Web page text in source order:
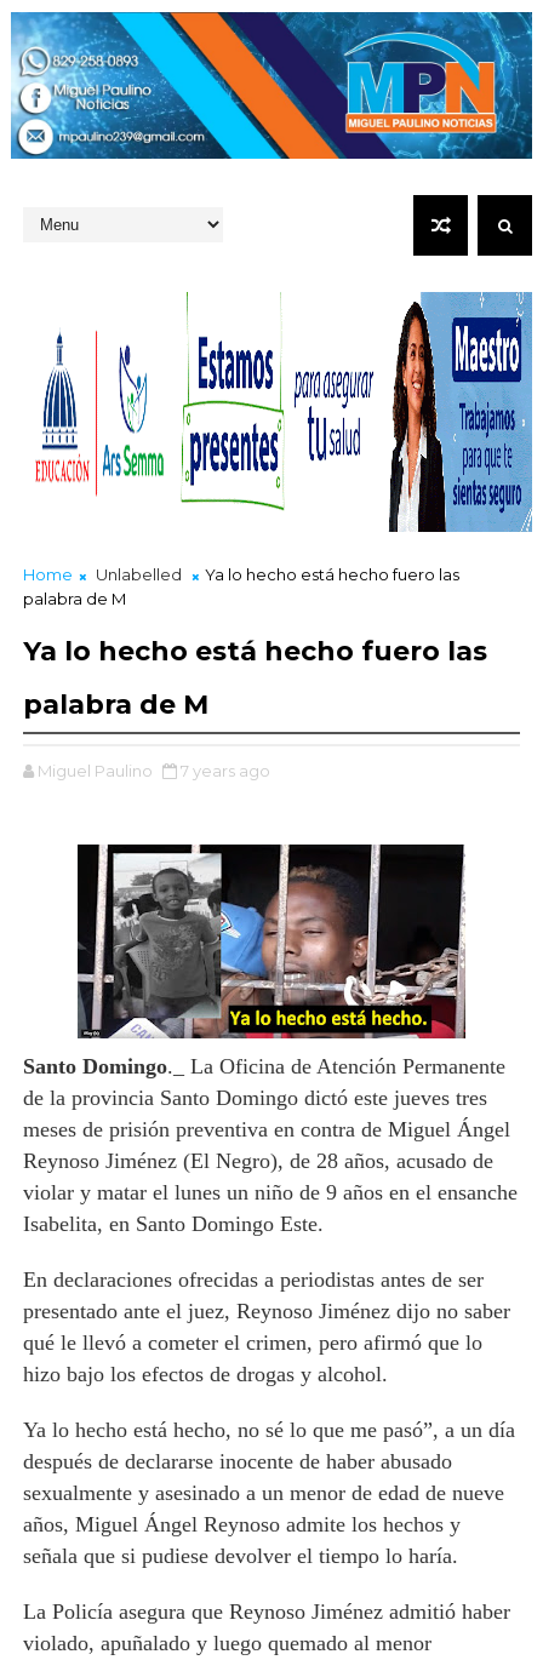
Home Unlabelled
Ya lo hecho está hecho fuero las
palabra de M
Ya lo hecho está hecho fuero las
palabra de M
Miguel Paulino 7 years ago
Santo Domingo._ La Oficina de Atención Permanente
de la provincia Santo Domingo dictó este jueves tres
meses de prisión preventiva en contra de Miguel Ángel
Reynoso Jiménez (El Negro), de 28 años, acusado de
violar y matar el lunes un niño de 9 años en el ensanche
Isabelita, en Santo Domingo Este.
En declaraciones ofrecidas a periodistas antes de ser
presentado ante el juez, Reynoso Jiménez dijo no saber
qué le llevó a cometer el crimen, pero afirmó que lo
hizo bajo los efectos de drogas y alcohol.
Ya lo hecho está hecho, no sé lo que me pasó”, a un día
después de declararse inocente de haber abusado
sexualmente y asesinado a un menor de edad de nueve
años, Miguel Ángel Reynoso admite los hechos y
señala que si pudiese devolver el tiempo lo haría.
La Policía asegura que Reynoso Jiménez admitió haber
violado, apuñalado y luego quemado al menor